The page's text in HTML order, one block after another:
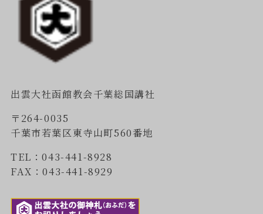
出雲大社函館教会千葉総国講社
〒264-0035
千葉市若葉区東寺山町560番地
TEL：043-441-8928
FAX：043-441-8929